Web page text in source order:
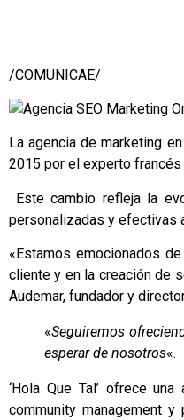
/COMUNICAE/
La agencia de marketing
2015 por el experto francés
Este cambio refleja la
personalizadas y efectivas
«Estamos emocionados
cliente y en la creación de
Audemar, fundador y director
«Seguiremos
esperar de nosotros«.
‘Hola Que Tal’ ofrece
community management